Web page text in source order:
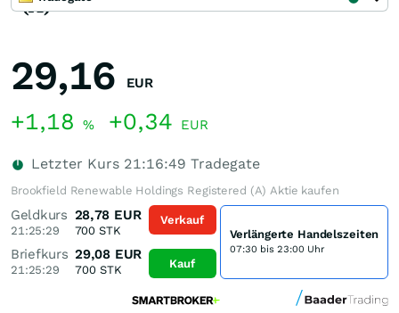
29,16 EUR
+1,18 % +0,34 EUR
Letzter Kurs 21:16:49 Tradegate
Brookfield Renewable Holdings Registered (A) Aktie kaufen
Geldkurs
21:25:29
28,78 EUR
700 STK
Briefkurs
21:25:29
29,08 EUR
700STK
Verkauf
Kauf
Verlängerte Handelszeiten
07:30 bis 23:00 Uhr